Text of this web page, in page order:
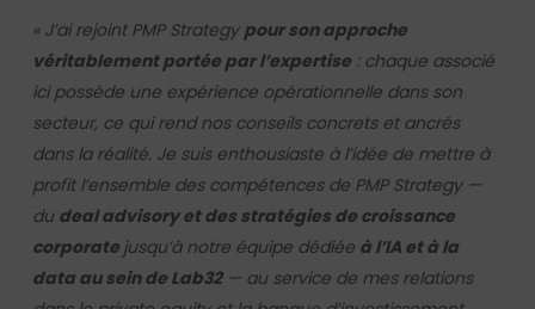
« J’ai rejoint PMP Strategy pour son approche
véritablement portée par l’expertise: chaque associé
ici possède une expérience opérationnelle dans son
secteur, ce qui rend nos conseils concrets et ancrés
dans la réalité. Je suis enthousiaste à l’idée de mettre à
profit l’ensemble des compétences de PMP Strategy —
du deal advisory et des stratégies de croissance
corporate jusqu’à notre équipe dédiée à l’IA et à la
data au sein de Lab32— au service de mes relations